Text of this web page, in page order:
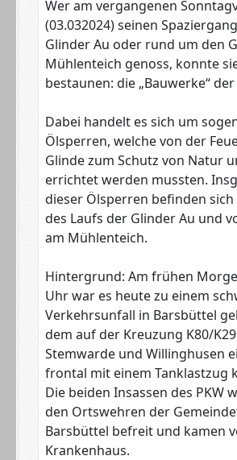
Wer am vergangenen
(03.032024) seinen
Glinder Au oder rund um den
Mühlenteich genoss, konnte
bestaunen: die „Bauwerke“
Dabei handelt es sich um
Ölsperren, welche von der
Glinde zum Schutz von Natur
errichtet werden mussten.
dieser Ölsperren befinden
des Laufs der Glinder Au und
am Mühlenteich.
Hintergrund: Am frühen
Uhr war es heute zu einem
Verkehrsunfall in Barsbüttel
dem auf der Kreuzung K80/
Stemwarde und Willinghusen
frontal mit einem Tanklastzug
Die beiden Insassen des PKW
den Ortswehren der
Barsbüttel befreit und kamen
Krankenhaus.